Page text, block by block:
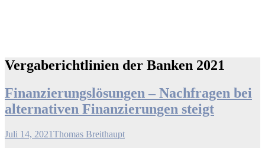
Vergaberichtlinien der Banken 2021
Finanzierungslösungen – Nachfragen bei
alternativen Finanzierungen steigt
Juli 14, 2021Thomas Breithaupt